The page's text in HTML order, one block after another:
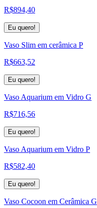
R$894,40
Eu quero!
Vaso Slim em cerâmica P
R$663,52
Eu quero!
Vaso Aquarium em Vidro G
R$716,56
Eu quero!
Vaso Aquarium em Vidro P
R$582,40
Eu quero!
Vaso Cocoon em Cerâmica G